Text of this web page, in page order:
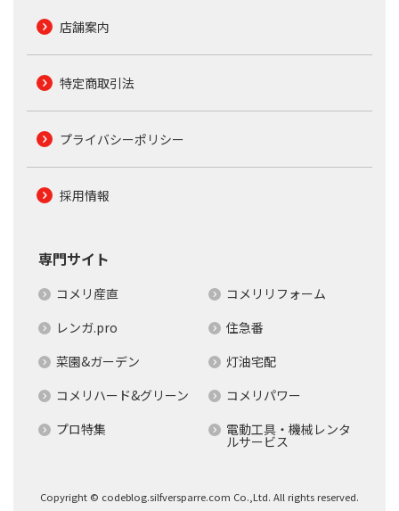
店舗案内
特定商取引法
プライバシーポリシー
採用情報
専門サイト
コメリ産直
コメリリフォーム
レンガ.pro
住急番
菜園&ガーデン
灯油宅配
コメリハード&グリーン
コメリパワー
プロ特集
電動工具・機械レンタ
ルサービス
Copyright © codeblog.silfversparre.com Co.,Ltd. All rights reserved.